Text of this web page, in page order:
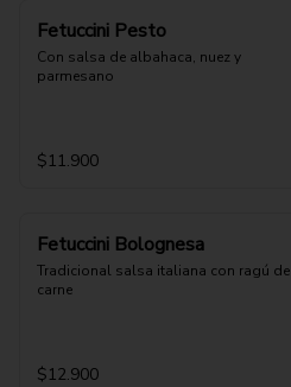
Fetuccini Pesto
Con salsa de albahaca, nuez y
parmesano
$11.900
Fetuccini Bolognesa
Tradicional salsa italiana con ragú de
carne
$12.900